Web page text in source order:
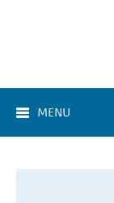
MENU